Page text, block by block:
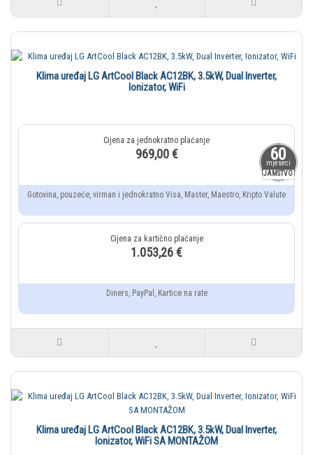
60
mjeseci
JAMSTVO
Klima uređaj LG ArtCool Black AC12BK, 3.5kW, Dual Inverter,
Ionizator, WiFi
969,00 €
Gotovina, pouzeće, virman i jednokratno Visa, Master, Maestro, Kripto Valute
1.053,26 €
Diners, PayPal, Kartice na rate
Klima uređaj LG ArtCool Black AC12BK, 3.5kW, Dual Inverter,
Ionizator, WiFi SA MONTAŽOM